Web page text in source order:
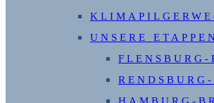
UNSERE
FLENSBURG-
HAMBURG-